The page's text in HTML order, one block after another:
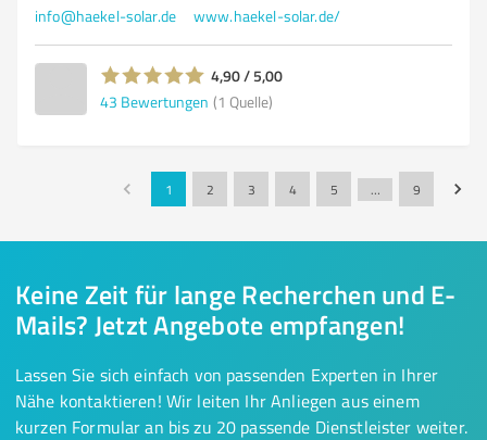
info@haekel-solar.de www.haekel-solar.de/
4,90 / 5,00
43 Bewertungen (1 Quelle)
1 2 3 4 5 … 9
Keine Zeit für lange Recherchen und E-
Mails? Jetzt Angebote empfangen!
Lassen Sie sich einfach von passenden Experten in Ihrer
Nähe kontaktieren! Wir leiten Ihr Anliegen aus einem
kurzen Formular an bis zu 20 passende Dienstleister weiter.